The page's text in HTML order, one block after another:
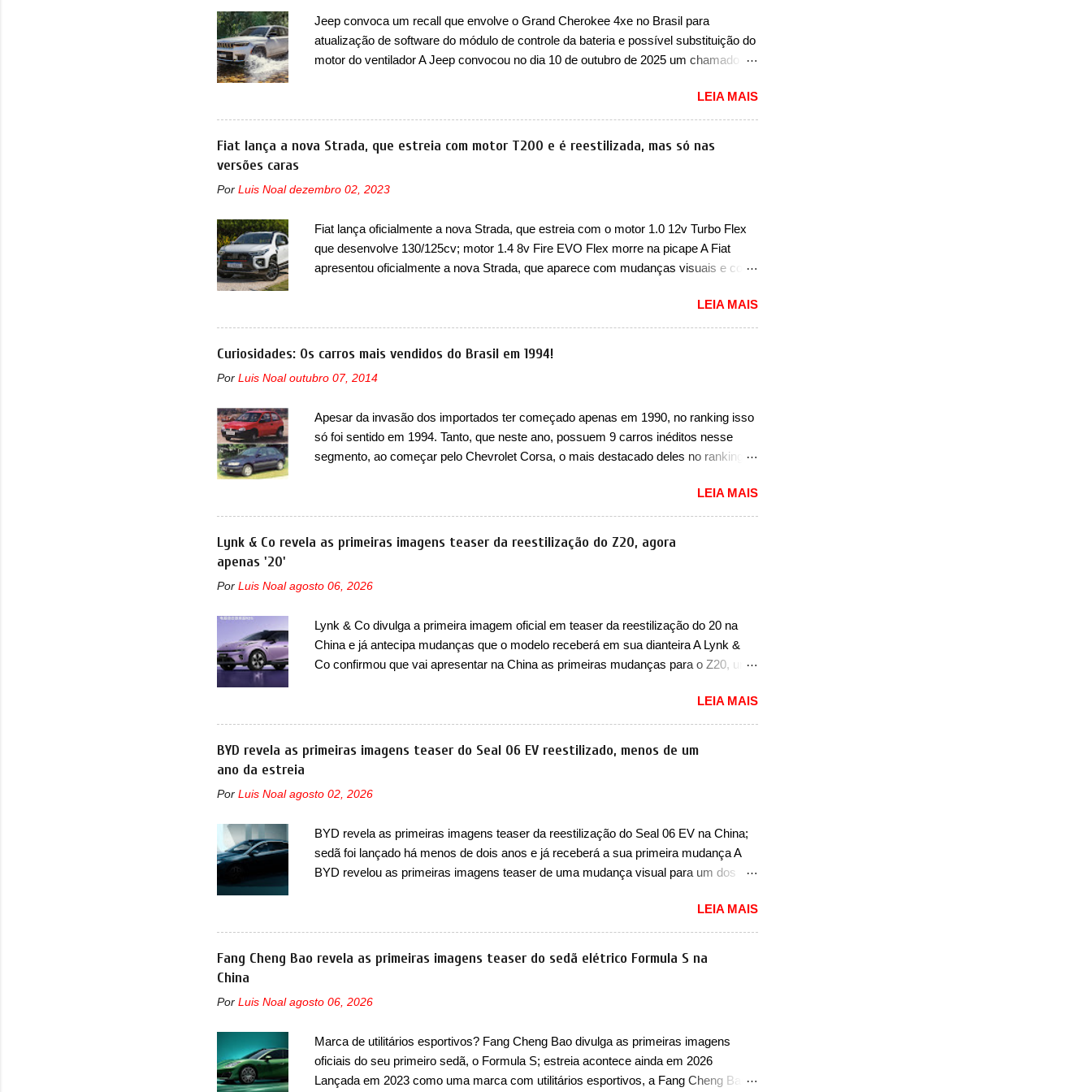
bastante vinculado ao SUV. Na dianteira, ele possui faróis com um desenho mais
retangular, com um pequeno prolongamento para as laterais. Os faróis cont...
Jeep convoca um recall que envolve o Grand Cherokee 4xe no Brasil para
atualização de software do módulo de controle da bateria e possível substituição do
motor do ventilador A Jeep convocou no dia 10 de outubro de 2025 um chamado
com unidades de ano/modelo 2023 e 2024. A marca norte-americana diz que as
unidades afetadas precisam retornar a uma concessionária mais próxima para a
solução de dois problemas. O primeiro deles será uma atualização do software do
módulo de controle da bateria (AHCP e HCP). Para alguns veículos envolvidos,
ventilador HVAC (aquecimento, ventilação e ar-condicionado). A marca também
microprocessador do Módulo de Controle da Bateria (BPCM), que poderá causar a
perda de força motriz, requerendo a atualização do software do modulo de...
LEIA MAIS
Fiat lança a nova Strada, que estreia com motor T200 e é reestilizada, mas só nas
versões caras
Por Luis Noal dezembro 02, 2023
Fiat lança oficialmente a nova Strada, que estreia com o motor 1.0 12v Turbo Flex
que desenvolve 130/125cv; motor 1.4 8v Fire EVO Flex morre na picape A Fiat
apresentou oficialmente a nova Strada, que aparece com mudanças visuais e com
automático CVT no ano passado, a Fiat apresentou mudanças visuais e a estreia
do motor 1.0 12v Turbo Flex, conhecido como T200. Praticamente sem
concorrentes, a Fiat Strada soube ser mutável com avanços importantes que a
maior com a chegada do motor T200, que estreou nos irmãos Pulse e Fastback. "A
automotivo. Há alguns anos era improvável pensar que uma picape chagaria ao
topo do mercado brasileiro, algo que só a Strada fez. Mais do que isso: ela é a
prova viva que time que está ganhando se mexe sim. Ao longo da sua história,
LEIA MAIS
Curiosidades: Os carros mais vendidos do Brasil em 1994!
Por Luis Noal outubro 07, 2014
Apesar da invasão dos importados ter começado apenas em 1990, no ranking isso
só foi sentido em 1994. Tanto, que neste ano, possuem 9 carros inéditos nesse
segmento, ao começar pelo Chevrolet Corsa, o mais destacado deles no ranking
lançamento da Chevrolet que assustou a concorrência. Nesse ano também era
lançada a nova geração do Volkswagen Gol que depois de 14 anos ganhava uma
nova geração feita do zero, apelidada de "Bolinha" por suas formas arredondadas.
Além do Gol, outro Volkswagen fazia sua estréia no mercado. Era o Pointer, versão
foi marcava pelos franceses, alemães, japoneses e coreanos que chegaram
nas vendas em 1994 foram o Renault R19 que vinha em 3 versões de carroceria,
sendo duas do hatch e o sedan, a famosa Kia Besta, o Vol...
LEIA MAIS
Lynk & Co revela as primeiras imagens teaser da reestilização do Z20, agora
apenas '20'
Por Luis Noal agosto 06, 2026
Lynk & Co divulga a primeira imagem oficial em teaser da reestilização do 20 na
China e já antecipa mudanças que o modelo receberá em sua dianteira A Lynk &
Co confirmou que vai apresentar na China as primeiras mudanças para o Z20, um
em 2024. Agora, o modelo passará por sua primeira mudança visual e também
mudará de nome. Vendido na Europa como 02 e Z20 na China, o elétrico passará a
ser vendido na China apenas como ‘20’. Junto das mudanças visuais, a marca
confirmou que ele pode ser um dos primeiros produtos da empresa a usar um novo
uma melhoria de eficiência térmica e integra 12 elementos de hardware. Entre eles,
HBMS, LBMS, VCU, TMS, controle ativo de pré-carga e gateway de domínio de
energia. Há mais quatro recursos de software como gerenciamento...
LEIA MAIS
BYD revela as primeiras imagens teaser do Seal 06 EV reestilizado, menos de um
ano da estreia
Por Luis Noal agosto 02, 2026
BYD revela as primeiras imagens teaser da reestilização do Seal 06 EV na China;
sedã foi lançado há menos de dois anos e já receberá a sua primeira mudança A
BYD revelou as primeiras imagens teaser de uma mudança visual para um dos
Seal 06 EV, lançado no segundo semestre de 2025. Sim, há menos de um ano. O
modelo agora passará a ser vendido com mudanças visuais na dianteira e na
traseira, que vão atualizá-los para a identidade visual mais moderna da marca, mas
ainda sem motivos para que essa mudança já seja tão recente assim (o que não
percebe que o sedã contará com um novo para-choque na dianteira. Ele passa a
passando logo abaixo do logotipo e dos faróis. Ele ainda possui um espaço para a
placa novo abaixo do vinco e uma nova entrada de ar inferio...
LEIA MAIS
Fang Cheng Bao revela as primeiras imagens teaser do sedã elétrico Formula S na
China
Por Luis Noal agosto 06, 2026
Marca de utilitários esportivos? Fang Cheng Bao divulga as primeiras imagens
oficiais do seu primeiro sedã, o Formula S; estreia acontece ainda em 2026
Lançada em 2023 como uma marca com utilitários esportivos, a Fang Cheng Bao